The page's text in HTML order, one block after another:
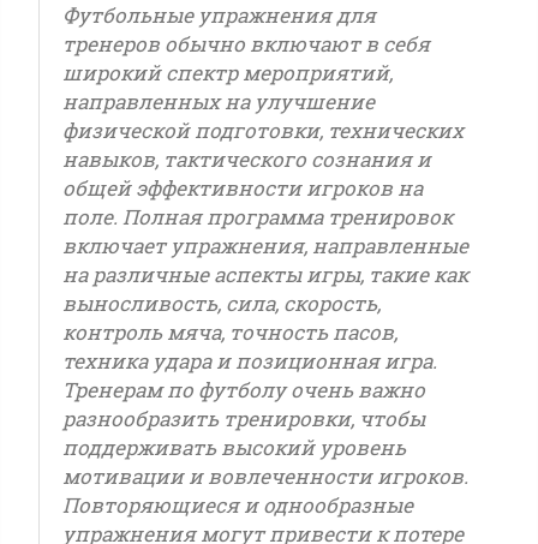
Футбольные упражнения для
тренеров обычно включают в себя
широкий спектр мероприятий,
направленных на улучшение
физической подготовки, технических
навыков, тактического сознания и
общей эффективности игроков на
поле. Полная программа тренировок
включает упражнения, направленные
на различные аспекты игры, такие как
выносливость, сила, скорость,
контроль мяча, точность пасов,
техника удара и позиционная игра.
Тренерам по футболу очень важно
разнообразить тренировки, чтобы
поддерживать высокий уровень
мотивации и вовлеченности игроков.
Повторяющиеся и однообразные
упражнения могут привести к потере